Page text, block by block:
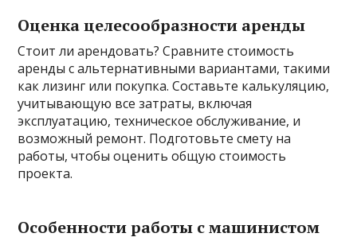
Оценка целесообразности аренды
Стоит ли арендовать? Сравните стоимость
аренды с альтернативными вариантами, такими
как лизинг или покупка. Составьте калькуляцию,
учитывающую все затраты, включая
эксплуатацию, техническое обслуживание, и
возможный ремонт. Подготовьте смету на
работы, чтобы оценить общую стоимость
проекта.
Особенности работы с машинистом